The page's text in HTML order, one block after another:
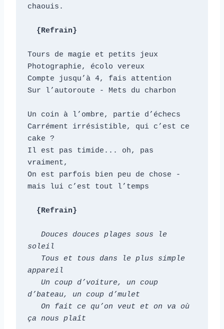
chaouis.
  {Refrain}
Tours de magie et petits jeux
Photographie, écolo vereux
Compte jusqu’à 4, fais attention
Sur l’autoroute - Mets du charbon
Un coin à l’ombre, partie d’échecs
Carrément irrésistible, qui c’est ce
cake ?
Il est pas timide... oh, pas
vraiment,
On est parfois bien peu de chose -
mais lui c’est tout l’temps
  {Refrain}
soleil
appareil
d’bateau, un coup d’mulet
ça nous plaît